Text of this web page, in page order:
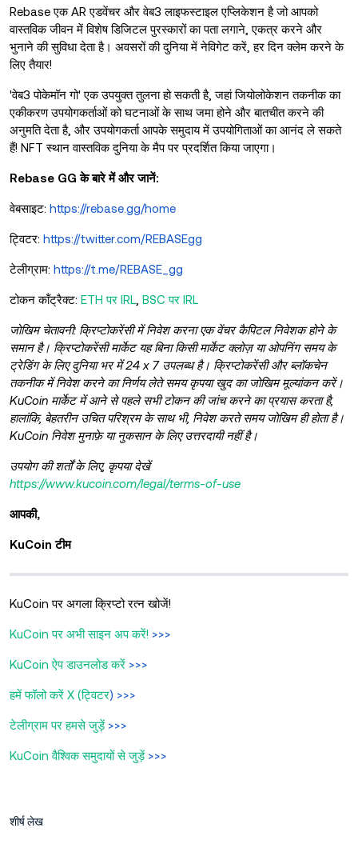
Rebase एक AR एडवेंचर और वेब3 लाइफस्टाइल एप्लिकेशन है जो आपको
वास्तविक जीवन में विशेष डिजिटल पुरस्कारों का पता लगाने, एकत्र करने और
भुनाने की सुविधा देता है। अवसरों की दुनिया में नेविगेट करें, हर दिन क्लेम करने के
लिए तैयार!
'वेब3 पोकेमॉन गो' एक उपयुक्त तुलना हो सकती है, जहां जियोलोकेशन तकनीक का
एकीकरण उपयोगकर्ताओं को घटनाओं के साथ जमा होने और बातचीत करने की
अनुमति देता है, और उपयोगकर्ता आपके समुदाय में उपयोगिताओं का आनंद ले सकते
हैं! NFT स्थान वास्तविक दुनिया के मैप पर प्रदर्शित किया जाएगा।
Rebase GG के बारे में और जानें:
वेबसाइट: https://rebase.gg/home
ट्विटर: https://twitter.com/REBASEgg
टेलीग्राम: https://t.me/REBASE_gg
टोकन कॉंट्रैक्ट: ETH पर IRL BSC पर IRL
जोखिम चेतावनी: क्रिप्टोकरेंसी में निवेश करना एक वेंचर कैपिटल निवेशक होने के
समान है। क्रिप्टोकरेंसी मार्केट यह बिना किसी मार्केट क्लोज़ या ओपनिंग समय के
ट्रेडिंग के लिए दुनिया भर में 24 x 7 उपलब्ध है। क्रिप्टोकरेंसी और ब्लॉकचेन
तकनीक में निवेश करने का निर्णय लेते समय कृपया खुद का जोखिम मूल्यांकन करें।
KuCoin मार्केट में आने से पहले सभी टोकन की जांच करने का प्रयास करता है,
हालांकि, बेहतरीन उचित परिश्रम के साथ भी, निवेश करते समय जोखिम ही होता है।
KuCoin निवेश मुनाफ़े या नुकसान के लिए उत्तरदायी नहीं है।
उपयोग की शर्तों के लिए, कृपया देखें
https://www.kucoin.com/legal/terms-of-use
आपकी,
KuCoin टीम
KuCoin पर अगला क्रिप्टो रत्न खोजें!
KuCoin पर अभी साइन अप करें! >>>
KuCoin ऐप डाउनलोड करें >>>
हमें फॉलो करें X (ट्विटर) >>>
टेलीग्राम पर हमसे जुड़ें>>>
KuCoin वैश्विक समुदायों से जुड़ें>>>
शीर्ष लेख